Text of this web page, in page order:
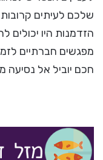
שלכם לעיתים
הזדמנות היו יכולים
מפגשים חברתיים
חכם יוביל אל נסיעה